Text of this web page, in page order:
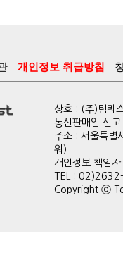
개인정보 취급방침
상호 : (주)팀퀘
통신판매업 신
주소 : 서울특
워)
개인정보 책
TEL :
Copyright ⓒ